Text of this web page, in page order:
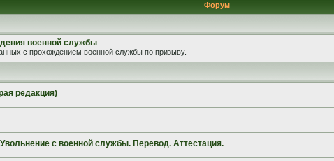
Форум
военной службы
с прохождением военной службы по призыву.
редакция)
с военной службы. Перевод. Аттестация.